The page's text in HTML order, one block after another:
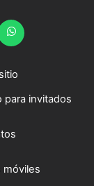
para invitados
móviles